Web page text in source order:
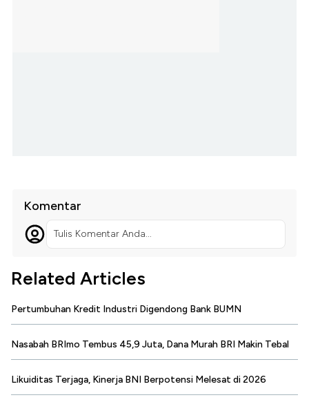
Komentar
Tulis Komentar Anda...
Related Articles
Pertumbuhan Kredit Industri Digendong Bank BUMN
Nasabah BRImo Tembus 45,9 Juta, Dana Murah BRI Makin Tebal
Likuiditas Terjaga, Kinerja BNI Berpotensi Melesat di 2026